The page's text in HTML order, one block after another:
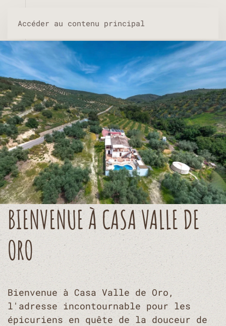
Accéder au contenu principal
BIENVENUE À CASA VALLE DE
ORO
Bienvenue à Casa Valle de Oro,
l'adresse incontournable pour les
épicuriens en quête de la douceur de